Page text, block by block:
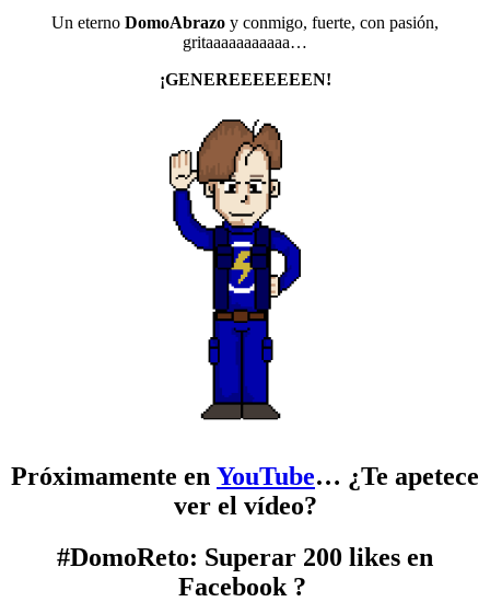
Un eterno DomoAbrazo y conmigo, fuerte, con pasión,
gritaaaaaaaaaaa…
¡GENEREEEEEEEN!
Próximamente en YouTube… ¿Te apetece
ver el vídeo?
#DomoReto: Superar 200 likes en
Facebook ?